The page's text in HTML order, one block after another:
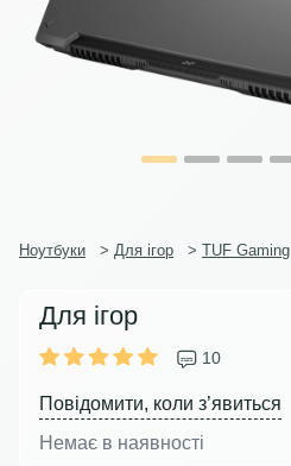
Ноутбуки > Для ігор > TUF Gaming
Для ігор
10
Повідомити, коли з’явиться
Немає в наявності